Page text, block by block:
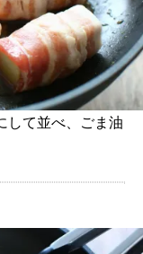
して並べ、ごま油